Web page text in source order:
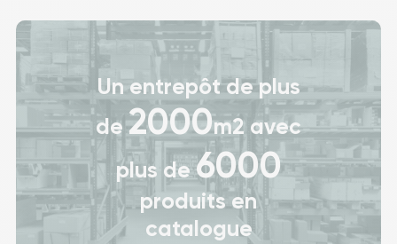
Un entrepôt de plus
de2000m2 avec
plus de6000
produits en
catalogue